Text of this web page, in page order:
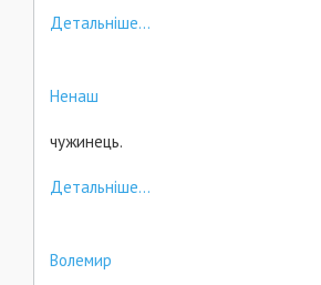
Детальніше...
Ненаш
чужинець.
Детальніше...
Волемир